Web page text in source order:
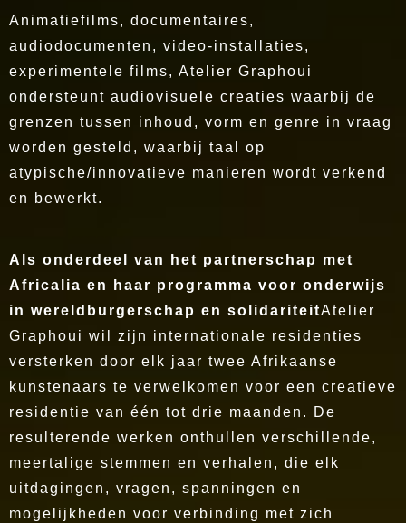
Animatiefilms, documentaires,
audiodocumenten, video-installaties,
experimentele films, Atelier Graphoui
ondersteunt audiovisuele creaties waarbij de
grenzen tussen inhoud, vorm en genre in vraag
worden gesteld, waarbij taal op
atypische/innovatieve manieren wordt verkend
en bewerkt.
Als onderdeel van het partnerschap met
Africalia en haar programma voor onderwijs
in wereldburgerschap en solidariteitAtelier
Graphoui wil zijn internationale residenties
versterken door elk jaar twee Afrikaanse
kunstenaars te verwelkomen voor een creatieve
residentie van één tot drie maanden. De
resulterende werken onthullen verschillende,
meertalige stemmen en verhalen, die elk
uitdagingen, vragen, spanningen en
mogelijkheden voor verbinding met zich